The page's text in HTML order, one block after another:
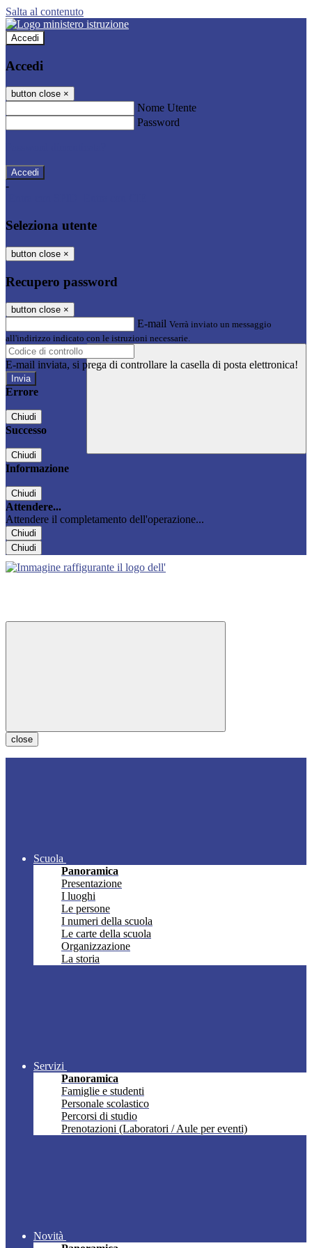
Salta al contenuto
Accedi
Accedi
button close ×
Nome Utente
Password
-
Seleziona utente
button close ×
Recupero password
button close ×
E-mail Verrà inviato un messaggio
all'indirizzo indicato con le istruzioni necessarie.
E-mail inviata, si prega di controllare la casella di posta elettronica!
Errore
Chiudi
Successo
Chiudi
Informazione
Chiudi
Attendere...
Attendere il completamento dell'operazione...
Chiudi
Chiudi
close
Scuola
Panoramica
Presentazione
I luoghi
Le persone
I numeri della scuola
Le carte della scuola
Organizzazione
La storia
Servizi
Panoramica
Famiglie e studenti
Personale scolastico
Percorsi di studio
Prenotazioni (Laboratori / Aule per eventi)
Novità